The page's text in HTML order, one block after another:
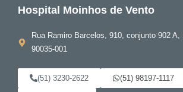
Hospital Moinhos de Vento
Rua Ramiro Barcelos, 910, conjunto 902 A,
90035-001
(51) 3230-2622 (51) 98197-1117